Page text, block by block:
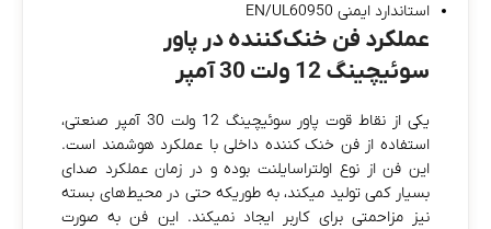
استاندارد ایمنی EN/UL60950
عملکرد فن خنک‌کننده در پاور
سوئیچینگ 12 ولت 30 آمپر
یکی از نقاط قوت پاور سوئیچینگ 12 ولت 30 آمپر صنعتی،
استفاده از فن خنک‌ کننده داخلی با عملکرد هوشمند است.
این فن از نوع اولتراسایلنت بوده و در زمان عملکرد صدای
بسیار کمی تولید میکند، به‌ طوریکه حتی در محیط‌های بسته
نیز مزاحمتی برای کاربر ایجاد نمیکند. این فن به‌ صورت